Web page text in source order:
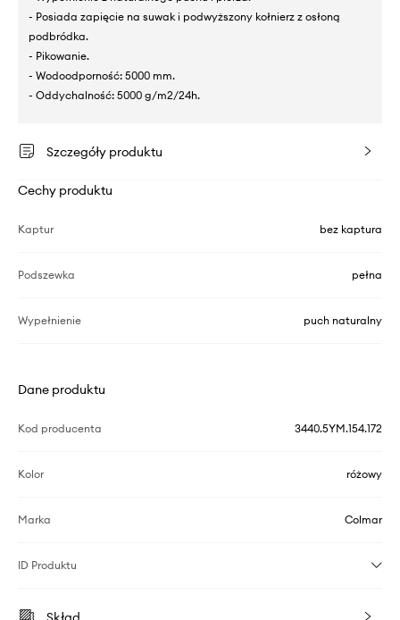
- Posiada zapięcie na suwak i podwyższony kołnierz z osłoną
podbródka.
- Pikowanie.
- Wodoodporność: 5000 mm.
- Oddychalność: 5000 g/m2/24h.
Szczegóły produktu
Cechy produktu
Kaptur bez kaptura
Podszewka pełna
Wypełnienie puch naturalny
Dane produktu
Kod producenta 3440.5YM.154.172
Kolor różowy
Marka Colmar
ID Produktu